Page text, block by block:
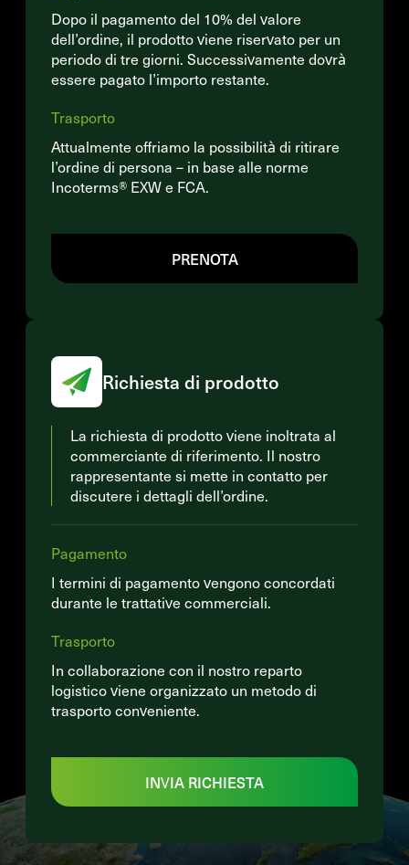
Dopo il pagamento del 10% del valore
dell’ordine, il prodotto viene riservato per un
periodo di tre giorni. Successivamente dovrà
essere pagato l’importo restante.
Trasporto
Attualmente offriamo la possibilità di ritirare
l’ordine di persona – in base alle norme
Incoterms® EXW e FCA.
PRENOTA
Richiesta di prodotto
La richiesta di prodotto viene inoltrata al
commerciante di riferimento. Il nostro
rappresentante si mette in contatto per
discutere i dettagli dell’ordine.
Pagamento
I termini di pagamento vengono concordati
durante le trattative commerciali.
Trasporto
In collaborazione con il nostro reparto
logistico viene organizzato un metodo di
trasporto conveniente.
INVIA RICHIESTA